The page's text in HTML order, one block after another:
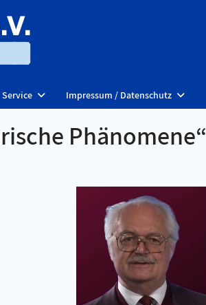
Service Impressum / Datenschutz
Phänomene“